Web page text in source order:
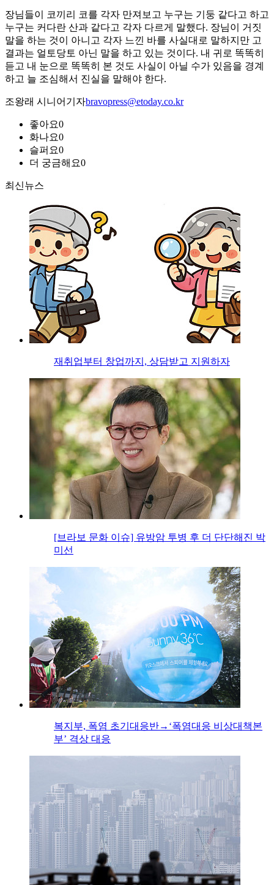
장님들이 코끼리 코를 각자 만져보고 누구는 기둥 같다고 하고
누구는 커다란 산과 같다고 각자 다르게 말했다. 장님이 거짓
말을 하는 것이 아니고 각자 느낀 바를 사실대로 말하지만 고
결과는 얼토당토 아닌 말을 하고 있는 것이다. 내 귀로 똑똑히
듣고 내 눈으로 똑똑히 본 것도 사실이 아닐 수가 있음을 경계
하고 늘 조심해서 진실을 말해야 한다.
조왕래 시니어기자bravopress@etoday.co.kr
좋아요0
화나요0
슬퍼요0
더 궁금해요0
최신뉴스
재취업부터 창업까지, 상담받고 지원하자
[브라보 문화 이슈] 유방암 투병 후 더 단단해진 박
미선
복지부, 폭염 초기대응반→‘폭염대응 비상대책본
부’ 격상 대응